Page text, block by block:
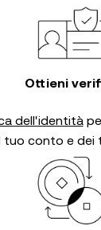
Ottieni
dell'identità
tuo conto e dei